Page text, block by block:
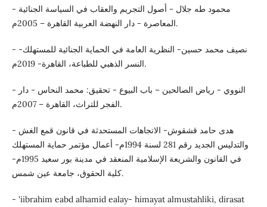
- محمود طه جلال - أصول التجريم والعقاب في السياسة الجنائية
المعاصرة - دار النهضة العربية القاهرة – 2005م.
- نصيف محمد حسين- النظرية العامة في الحماية الجنائية للمستهلك-
النسر الذهبي للطباعة، القاهرة- 2019م.
- النووي - رياض الصالحين – باب البيوع - تحقيق: محمد النحاس - دار
الفجر للتراث، القاهرة – 2007م.
- هدى حامد قشقوش- الاتجاهات المستحدثة في قانون قمع الغش
والتدليس الجديد رقم 281 لسنة 1994م- أعمال مؤتمر حماية المستهلك
في القانون والشريعة الإسلامية المنعقد في مدينة بور سعيد 1995م-
كلية الحقوق، جامعة عين شمس.
- 'iibrahim eabd alhamid ealay- himayat almustahliki, dirasat